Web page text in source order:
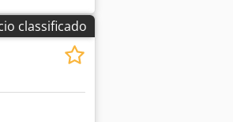
classificado